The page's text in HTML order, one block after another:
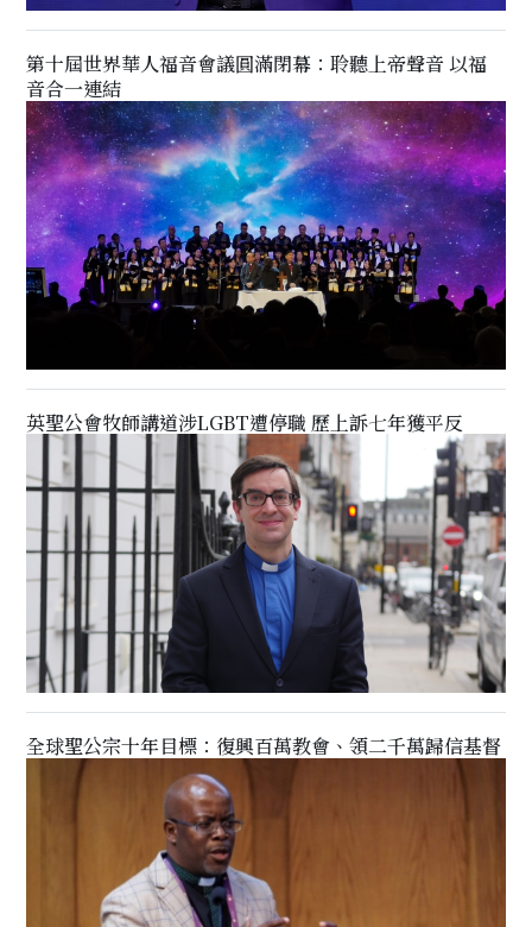
第十屆世界華人福音會議圓滿閉幕：聆聽上帝聲音 以福
音合一連結
英聖公會牧師講道涉LGBT遭停職 歷上訴七年獲平反
全球聖公宗十年目標：復興百萬教會、領二千萬歸信基督